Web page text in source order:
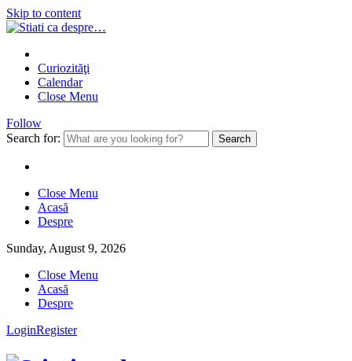
Skip to content
Curiozităţi
Calendar
Close Menu
Follow
Search for:
Close Menu
Acasă
Despre
Sunday, August 9, 2026
Close Menu
Acasă
Despre
LoginRegister